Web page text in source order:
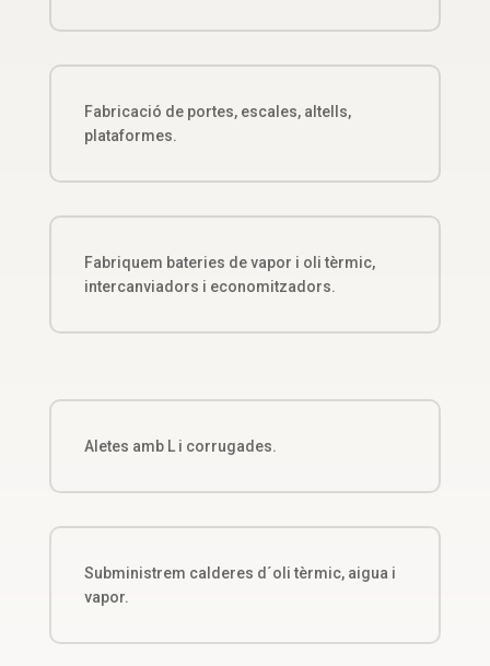
Fabricació de portes, escales, altells,
plataformes.
Fabriquem bateries de vapor i oli tèrmic,
intercanviadors i economitzadors.
Aletes amb L i corrugades.
Subministrem calderes d´oli tèrmic, aigua i
vapor.